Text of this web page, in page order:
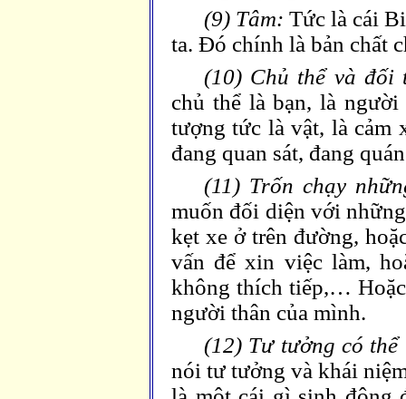
(9) Tâm: Tức là cái
ta. Đó chính là bản chất
(10) Chủ thể và đối
chủ thể là bạn, là
tượng tức là vật, là cảm
đang quan sát, đang
(11) Trốn chạy
muốn đối diện với
kẹt xe ở trên đường,
vấn để xin việc làm,
không thích tiếp,…
người thân của mình.
(12) Tư tưởng có
nói tư tưởng và khái